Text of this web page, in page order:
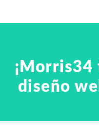
¡Morris34
diseño